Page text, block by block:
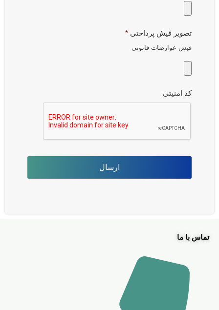
تصویر فیش پرداختی *
فیش عوارضات قانونی
کد امنیتی
تماس با ما